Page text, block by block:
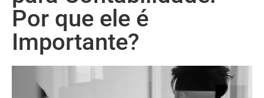
Por que ele é
Importante?